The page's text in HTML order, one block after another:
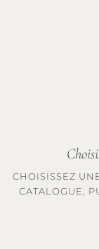
CHOISISSEZ
CATALOGUE,